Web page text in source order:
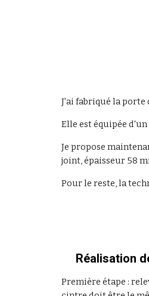
J'ai fabriqué la porte
Elle est équipée
Je propose
joint, épaisseur 58
Pour le reste, la
Réalisation
Première étape :